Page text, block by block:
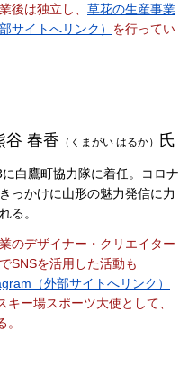
後は独立し、 草花の生産事業
部サイトへリンク） を行ってい
春香 （くまがい はるか） 氏
白鷹町協力隊に着任。コロナ
っかけに山形の魅力発信に力
る。
のデザイナー・クリエイター
SNSを活用した活動も
（外部サイトへリンク）
ー場スポーツ大使として、